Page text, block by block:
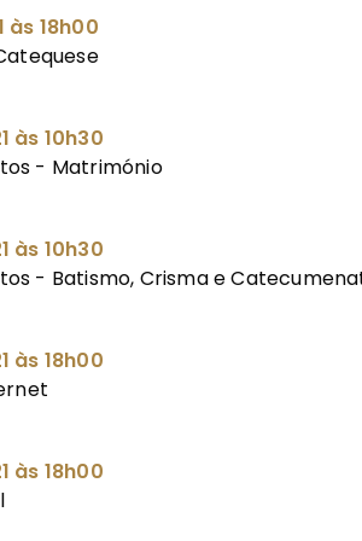
às 18h00
às 10h30
- Matrimónio
às 10h30
- Batismo, Crisma e
às 18h00
às 18h00